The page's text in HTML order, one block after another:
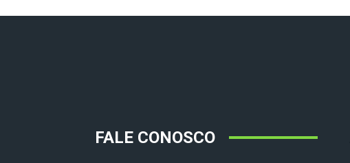
FALE CONOSCO